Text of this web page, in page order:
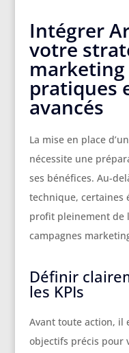
Intégrer
votre
pratiques
avancés
La mise en place
nécessite une
ses bénéfices. Au-
technique, certaines
profit pleinement de
campagnes
Définir
les KPIs
Avant toute action, il
objectifs précis pour